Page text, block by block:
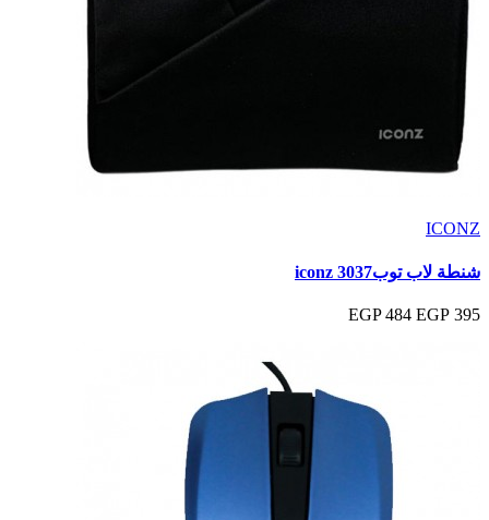
ICONZ
شنطة لاب توب3037 iconz
395 EGP
484 EGP